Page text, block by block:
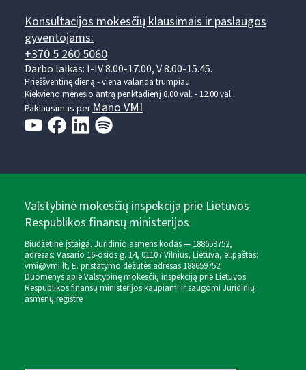
Konsultacijos mokesčių klausimais ir paslaugos
gyventojams:
+370 5 260 5060
Darbo laikas: I-IV 8.00-17.00, V 8.00-15.45.
Prieššventinę dieną - viena valanda trumpiau.
Kiekvieno mėnesio antrą penktadienį 8.00 val. - 12.00 val.
Paklausimas perMano VMI
Valstybinė mokesčių inspekcija prie Lietuvos
Respublikos finansų ministerijos
Biudžetinė įstaiga. Juridinio asmens kodas — 188659752,
adresas: Vasario 16-osios g. 14, 01107 Vilnius, Lietuva, el.paštas:
vmi@vmi.lt, E. pristatymo dėžutės adresas 188659752
Duomenys apie Valstybinę mokesčių inspekciją prie Lietuvos
Respublikos finansų ministerijos kaupiami ir saugomi Juridinių
asmenų registre